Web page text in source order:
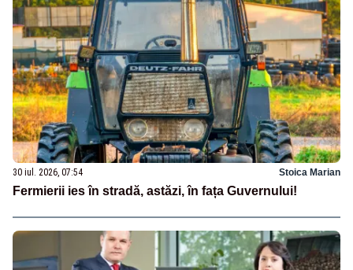
30 iul. 2026, 07:54 Stoica Marian
Fermierii ies în stradă, astăzi, în fața Guvernului!